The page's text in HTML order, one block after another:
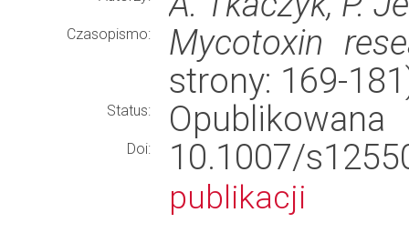
Czasopismo:
Mycotoxin
strony: 169-
Status: Opublikowana
Doi: 10.1007/
publikacji